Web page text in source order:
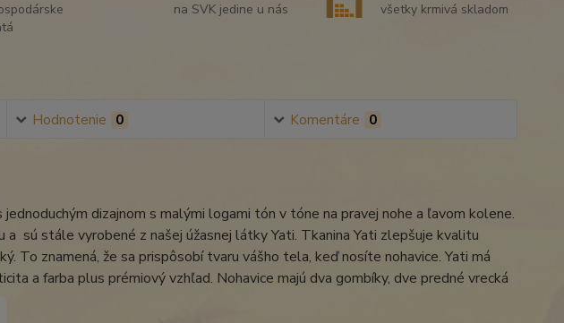
na SVK jedine u nás
všetky krmivá skladom
Hodnotenie 0 Komentáre 0
dizajnom s malými logami tón v tóne na pravej nohe a ľavom kolene.
sú stále vyrobené z našej úžasnej látky Yati. Tkanina Yati zlepšuje kvalitu
To znamená, že sa prispôsobí tvaru vášho tela, keď nosíte nohavice. Yati má
a farba plus prémiový vzhľad. Nohavice majú dva gombíky, dve predné vrecká